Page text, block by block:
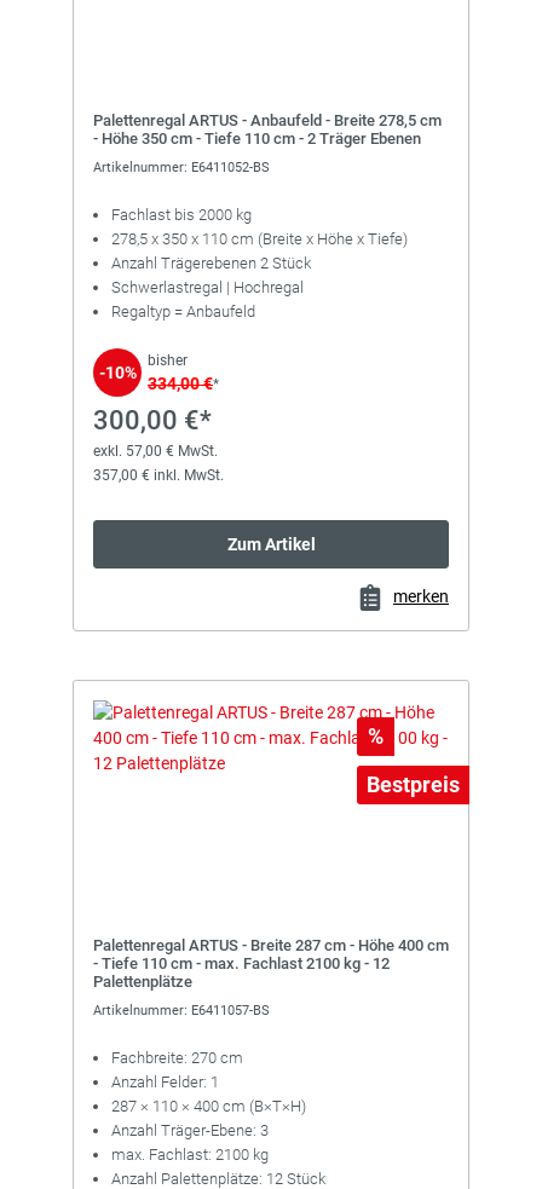
Palettenregal ARTUS - Anbaufeld - Breite 278,5 cm
- Höhe 350 cm - Tiefe 110 cm - 2 Träger Ebenen
Artikelnummer: E6411052-BS
Fachlast bis 2000 kg
278,5 x 350 x 110 cm (Breite x Höhe x Tiefe)
Anzahl Trägerebenen 2 Stück
Schwerlastregal | Hochregal
Regaltyp = Anbaufeld
-10%
bisher
334,00 €*
300,00 €*
exkl. 57,00 € MwSt.
357,00 € inkl. MwSt.
Zum Artikel
merken
Rabatt
%
Bestpreis
Palettenregal ARTUS - Breite 287 cm - Höhe 400 cm
- Tiefe 110 cm - max. Fachlast 2100 kg - 12
Palettenplätze
Artikelnummer: E6411057-BS
Fachbreite: 270 cm
Anzahl Felder: 1
287 × 110 × 400 cm (B×T×H)
Anzahl Träger-Ebene: 3
max. Fachlast: 2100 kg
Anzahl Palettenplätze: 12 Stück